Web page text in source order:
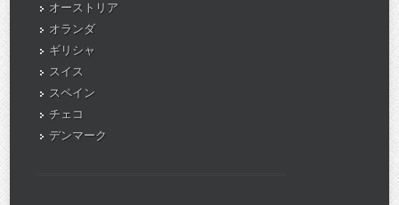
オーストリア
オランダ
ギリシャ
スイス
スペイン
チェコ
デンマーク